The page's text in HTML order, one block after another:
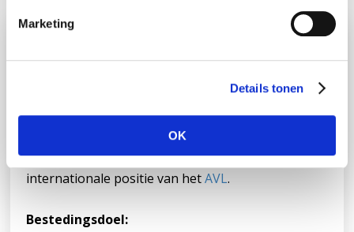
c
Marketing
Details tonen
OK
wervingscampagne en sollicitatieprocedure voor
jong, internationaal toptalent. Dit leidt tot
verhoging van de onderzoekskwaliteit, nieuwe
behandelingen en een versterking van de
internationale positie van hetAVL.
Bestedingsdoel: